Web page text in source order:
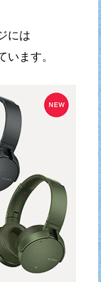
には
います。